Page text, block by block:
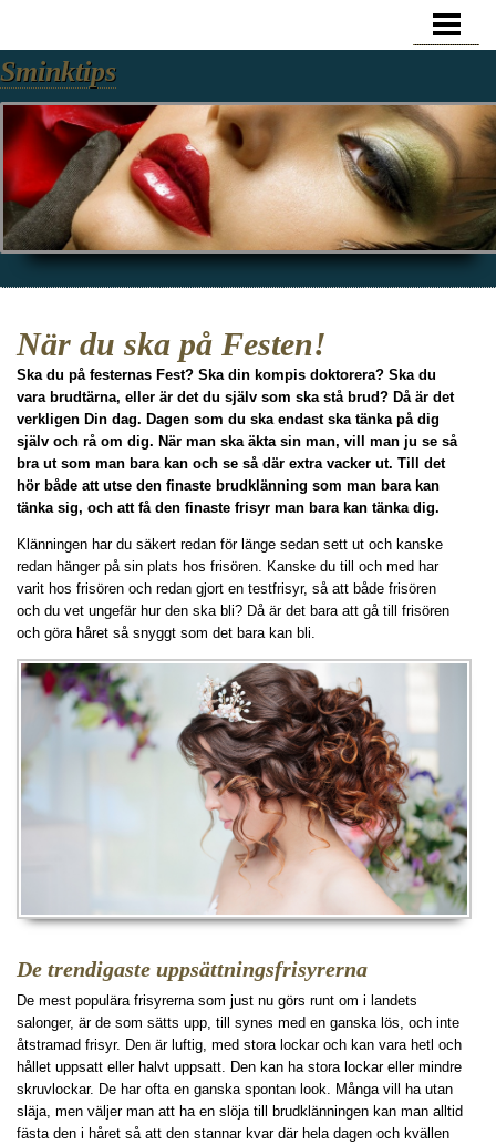
SNYGG ENKEL SMINKNING
FIN SMINKNING
ANSIKTSVÅRD TIPS
GENERELLA TIPS HUDVÅRD
BLOGG
Sminktips
När du ska på Festen!
Ska du på festernas Fest? Ska din kompis doktorera? Ska du
vara brudtärna, eller är det du själv som ska stå brud? Då är det
verkligen Din dag. Dagen som du ska endast ska tänka på dig
själv och rå om dig. När man ska äkta sin man, vill man ju se så
bra ut som man bara kan och se så där extra vacker ut. Till det
hör både att utse den finaste brudklänning som man bara kan
tänka sig, och att få den finaste frisyr man bara kan tänka dig.
Klänningen har du säkert redan för länge sedan sett ut och kanske
redan hänger på sin plats hos frisören. Kanske du till och med har
varit hos frisören och redan gjort en testfrisyr, så att både frisören
och du vet ungefär hur den ska bli? Då är det bara att gå till frisören
och göra håret så snyggt som det bara kan bli.
De trendigaste uppsättningsfrisyrerna
De mest populära frisyrerna som just nu görs runt om i landets
salonger, är de som sätts upp, till synes med en ganska lös, och inte
åtstramad frisyr. Den är luftig, med stora lockar och kan vara hetl och
hållet uppsatt eller halvt uppsatt. Den kan ha stora lockar eller mindre
skruvlockar. De har ofta en ganska spontan look. Många vill ha utan
släja, men väljer man att ha en slöja till brudklänningen kan man alltid
fästa den i håret så att den stannar kvar där hela dagen och kvällen